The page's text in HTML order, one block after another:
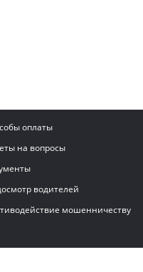
оплаты
на вопросы
водителей
мошенничеству